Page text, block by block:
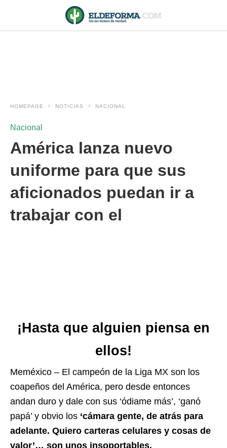
HOMEPAGE NOTICIAS NACIONAL
Nacional
América lanza nuevo
uniforme para que sus
aficionados puedan ir a
trabajar con el
¡Hasta que alguien piensa en
ellos!
Meméxico – El campeón de la Liga MX son los
coapeños del América, pero desde entonces
andan duro y dale con sus ‘ódiame más’, ‘ganó
papá’ y obvio los ‘cámara gente, de atrás para
adelante. Quiero carteras celulares y cosas de
valor’… son unos insoportables.